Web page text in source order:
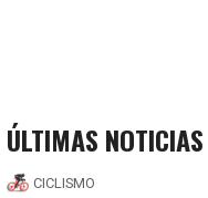
ÚLTIMAS NOTICIAS
CICLISMO